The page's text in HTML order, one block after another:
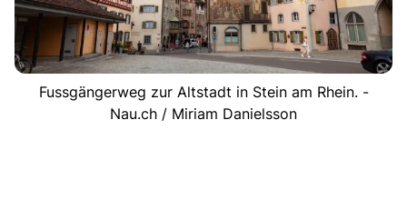
Fussgängerweg zur Altstadt in Stein am Rhein. -
Nau.ch / Miriam Danielsson